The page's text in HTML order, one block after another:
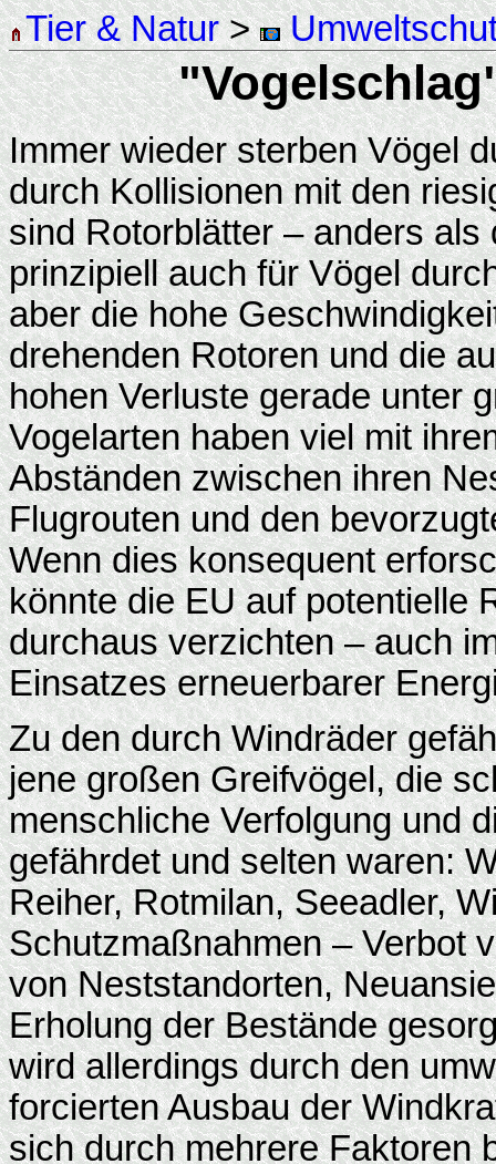
Tier & Natur>
Immer wieder sterben Vögel
durch Kollisionen mit den
sind Rotorblätter – anders
prinzipiell auch für Vögel
aber die hohe
drehenden Rotoren und die
hohen Verluste gerade unter
Vogelarten haben viel mit
Abständen zwischen ihren
Flugrouten und den
Wenn dies konsequent
könnte die EU auf potentielle
durchaus verzichten – auch
Einsatzes erneuerbarer
Zu den durch Windräder
jene großen Greifvögel, die
menschliche Verfolgung und
gefährdet und selten waren:
Reiher, Rotmilan, Seeadler,
Schutzmaßnahmen – Verbot
von Neststandorten,
Erholung der Bestände
wird allerdings durch den
forcierten Ausbau der
sich durch mehrere Faktoren